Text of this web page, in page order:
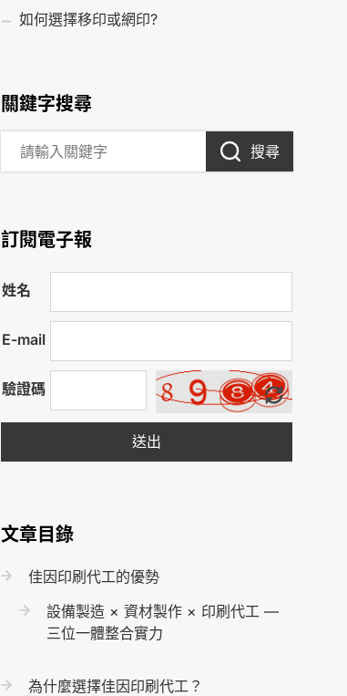
如何選擇移印或網印?
關鍵字搜尋
搜尋
訂閱電子報
姓名
E-mail
驗證碼
送出
文章目錄
佳因印刷代工的優勢
設備製造 × 資材製作 × 印刷代工 —
三位一體整合實力
為什麼選擇佳因印刷代工？